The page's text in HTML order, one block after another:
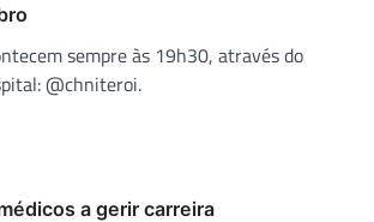
sempre às 19h30, através do
@chniteroi.
a gerir carreira